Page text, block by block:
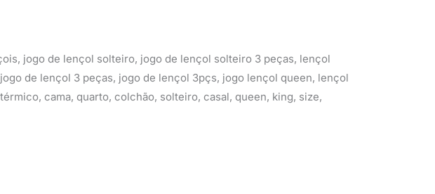
jogo de lençol solteiro, jogo de lençol solteiro 3 peças, lençol
de lençol 3 peças, jogo de lençol 3pçs, jogo lençol queen, lençol
cama, quarto, colchão, solteiro, casal, queen, king, size,